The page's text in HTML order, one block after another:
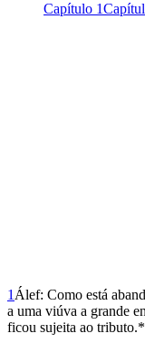
Capítulo 1
1 Álef: Como está
a uma viúva a grande
ficou sujeita ao tributo.*